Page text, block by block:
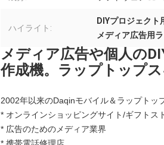
ハイライト:
DIYプロジェク
メディア広告用
メディア広告や個人の
作成機。ラップトップ
2002年以来のDaqinモバイル＆ラップトッ
* オンラインショッピングサイト/ギフトス
* 広告のためのメディア業界